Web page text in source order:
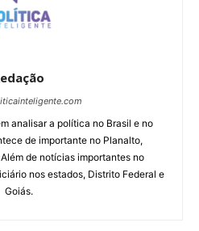
analisar a política no Brasil e no
de importante no Planalto,
de notícias importantes no
nos estados, Distrito Federal e
Goiás.